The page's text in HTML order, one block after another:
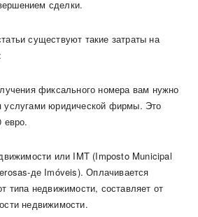
сделки.
существуют такие затраты на
фиксального номера вам нужно
услугами юридической фирмы. Это
евро.
или IMT (Imposto Municipal
де Imóveis). Оплачивается
типа недвижимости, составляет от
недвижимости.